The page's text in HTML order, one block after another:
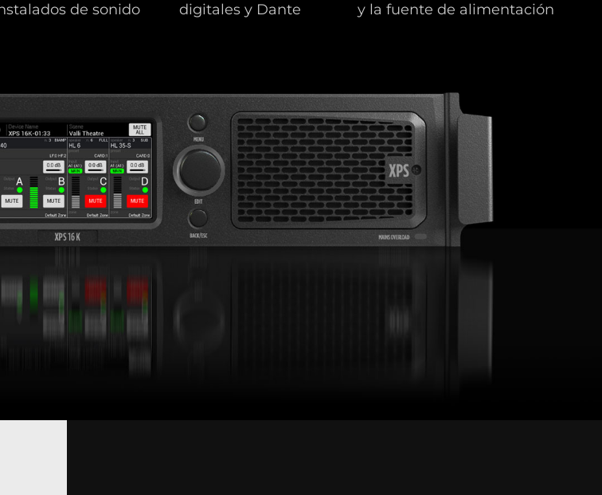
de sonido
digitales y Dante
y la fuente de alimentación